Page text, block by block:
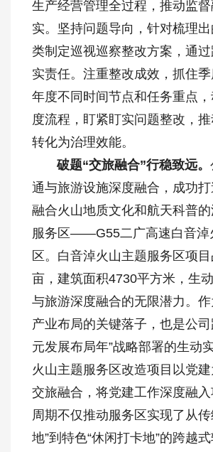
生产经营管理全过程，推动监
实。坚持问题导向，针对梳理
类制定巡视巡察整改方案，通
实责任。注重整改成效，抓住季
年度不同时间节点和任务重点，
度流程，盯紧盯实问题整改，
转化为治理效能。
破题“交旅融合”行稳致远。
通与旅游设施深度融合，成功
融合火山地质文化和航天科普
服务区——G55二广高速白音淖
区。白音淖火山主题服务区项
亩，建筑面积4730平方米，生
与旅游深度融合的无限潜力。
产业布局的关键落子，也是公司
元发展布局年”战略部署的生动
火山主题服务区改造项目以党
交旅融合，将党建工作深度融
周期不仅推动服务区实现了从传
地”到特色“休闲打卡地”的跨越